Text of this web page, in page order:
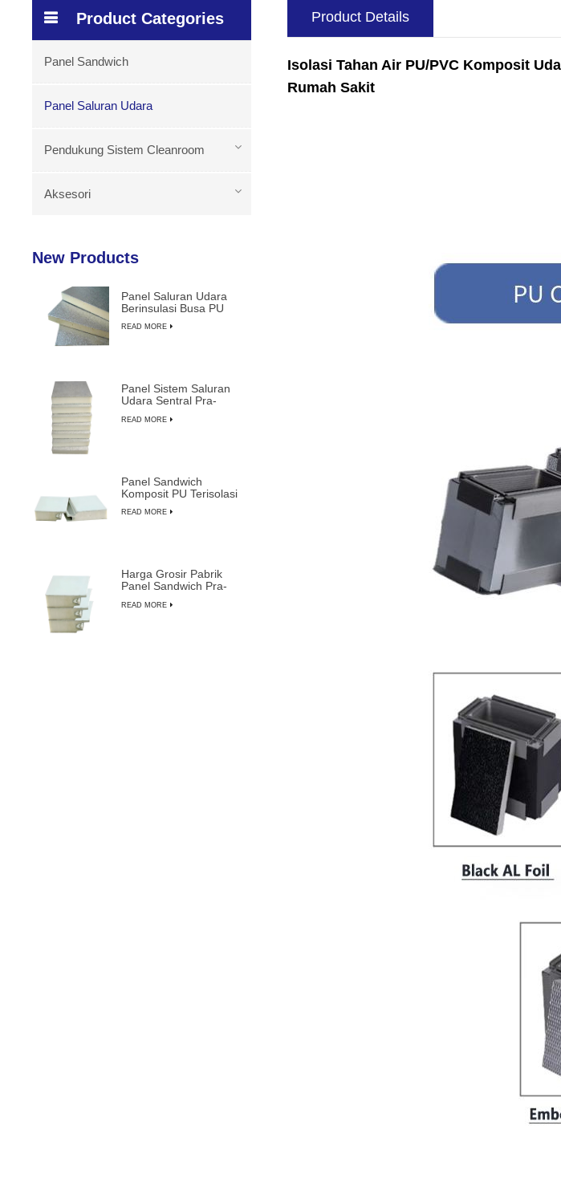
Product Details
Isolasi Tahan Air PU/PVC Komposit
Rumah Sakit
Product Categories
Panel Sandwich
Panel Saluran Udara
Pendukung Sistem Cleanroom
Aksesori
New Products
Panel Saluran Udara
Berinsulasi Busa PU
READ MORE
Panel Sistem Saluran
Udara Sentral Pra-
Komposit
READ MORE
Panel Sandwich
Komposit PU Terisolasi
yang Dapat
READ MORE
Harga Grosir Pabrik
Panel Sandwich Pra-
Lama dari LUSEN
READ MORE